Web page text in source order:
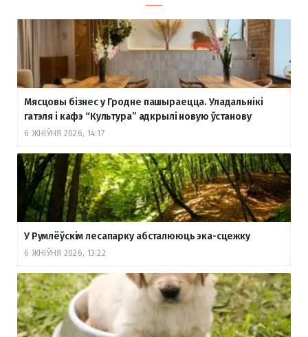
Мясцовы бізнес у Гродне пашыраецца. Уладальнікі
гатэля і кафэ “Культура” адкрылі новую ўстанову
6 ЖНІЎНЯ 2026, 14:17
У Румлёўскім лесапарку абсталююць эка-сцежку
6 ЖНІЎНЯ 2026, 13:22